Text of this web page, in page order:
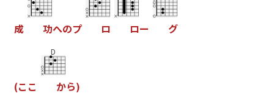
成 功へのプ ロ ロー グ
(こ こ
D
から)